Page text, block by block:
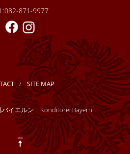
871-9977
SITE MAP
バイエルン Konditorei Bayern